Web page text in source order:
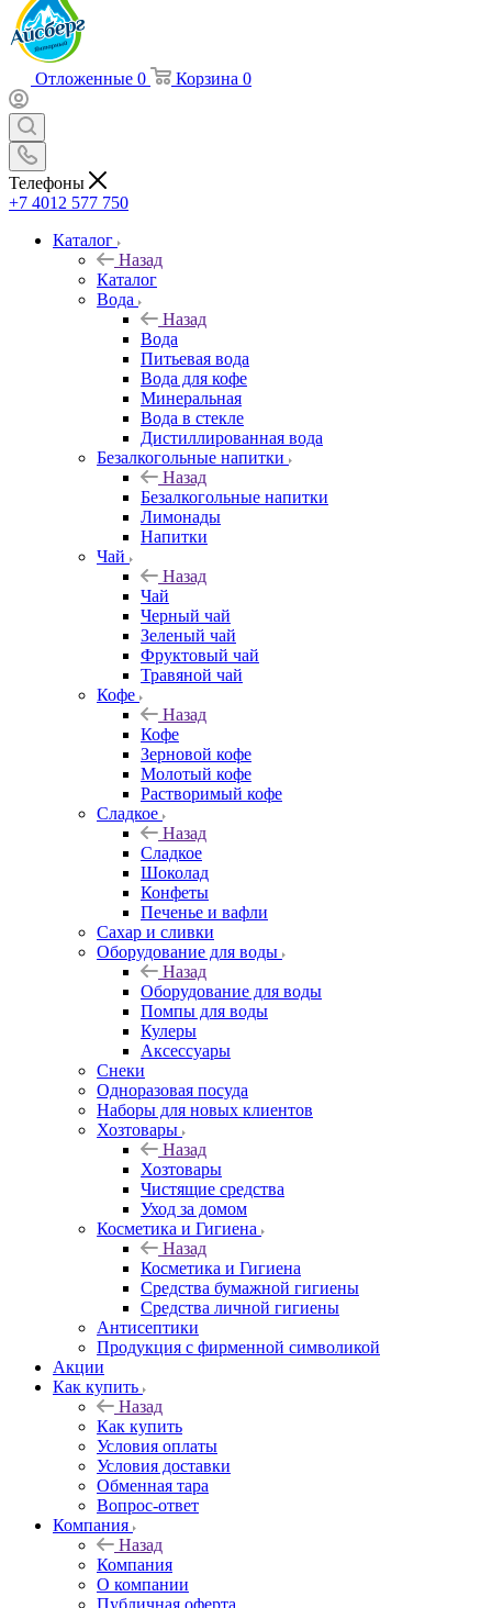
Отложенные 0 Корзина 0
Телефоны
+7 4012 577 750
Каталог
Назад
Каталог
Вода
Назад
Вода
Питьевая вода
Вода для кофе
Минеральная
Вода в стекле
Дистиллированная вода
Безалкогольные напитки
Назад
Безалкогольные напитки
Лимонады
Напитки
Чай
Назад
Чай
Черный чай
Зеленый чай
Фруктовый чай
Травяной чай
Кофе
Назад
Кофе
Зерновой кофе
Молотый кофе
Растворимый кофе
Сладкое
Назад
Сладкое
Шоколад
Конфеты
Печенье и вафли
Сахар и сливки
Оборудование для воды
Назад
Оборудование для воды
Помпы для воды
Кулеры
Аксессуары
Снеки
Одноразовая посуда
Наборы для новых клиентов
Хозтовары
Назад
Хозтовары
Чистящие средства
Уход за домом
Косметика и Гигиена
Назад
Косметика и Гигиена
Средства бумажной гигиены
Средства личной гигиены
Антисептики
Продукция с фирменной символикой
Акции
Как купить
Назад
Как купить
Условия оплаты
Условия доставки
Обменная тара
Вопрос-ответ
Компания
Назад
Компания
О компании
Публичная оферта